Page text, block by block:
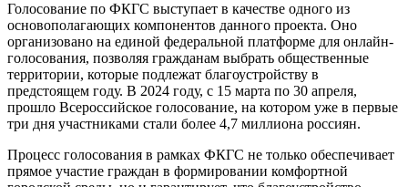
Голосование по ФКГС выступает в качестве одного из
основополагающих компонентов данного проекта. Оно
организовано на единой федеральной платформе для онлайн-
голосования, позволяя гражданам выбрать общественные
территории, которые подлежат благоустройству в
предстоящем году. В 2024 году, с 15 марта по 30 апреля,
прошло Всероссийское голосование, на котором уже в первые
три дня участниками стали более 4,7 миллиона россиян.
Процесс голосования в рамках ФКГС не только обеспечивает
прямое участие граждан в формировании комфортной